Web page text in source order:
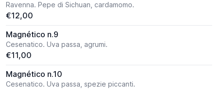
Ravenna. Pepe di Sichuan, cardamomo.
€12,00
Magnético n.9
Cesenatico. Uva passa, agrumi.
€11,00
Magnético n.10
Cesenatico. Uva passa, spezie piccanti.